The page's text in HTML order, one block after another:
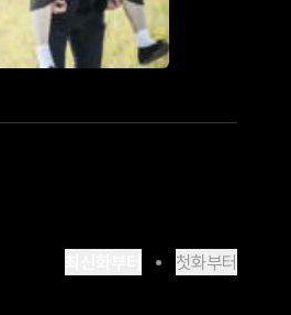
첫화부터